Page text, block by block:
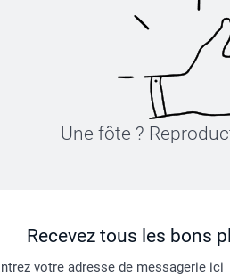
Une fôte ?
Recevez tous les bons
votre adresse de messagerie ici